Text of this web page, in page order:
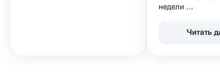
недели ...
Читать